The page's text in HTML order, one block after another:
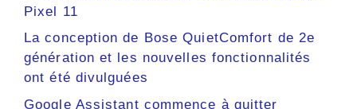
Pixel 11
La conception de Bose QuietComfort de 2e
génération et les nouvelles fonctionnalités
ont été divulguées
Google Assistant commence à quitter